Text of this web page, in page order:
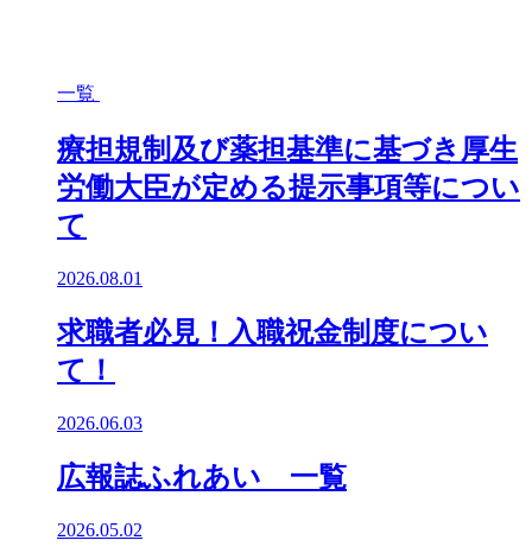
一覧
療担規制及び薬担基準に基づき厚生
労働大臣が定める提示事項等につい
て
2026.08.01
求職者必見！入職祝金制度につい
て！
2026.06.03
広報誌ふれあい 一覧
2026.05.02